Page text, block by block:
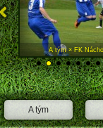
A tým
A tým × FK